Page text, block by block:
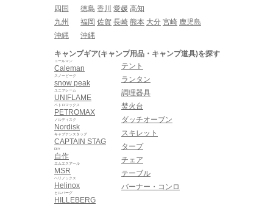
四国
徳島 香川 愛媛 高知
九州
福岡 佐賀 長崎 熊本 大分 宮崎 鹿児島
沖縄
沖縄
キャンプギア(キャンプ用品・キャンプ道具)を探す
Caleman
コールマン
snow peak
スノーピーク
UNIFLAME
ユニフレーム
PETROMAX
ペトロマックス
Nordisk
ノルディスク
CAPTAIN STAG
キャプテンスタッグ
自作
DIY
MSR
エムエスアール
Helinox
ヘリノックス
HILLEBERG
ヒルバーグ
テント
ランタン
調理器具
焚火台
ダッチオーブン
スキレット
タープ
チェア
テーブル
バーナー・コンロ